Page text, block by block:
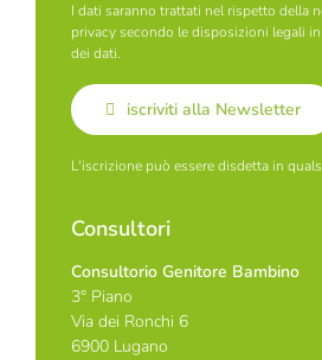
I dati saranno trattati nel rispetto della
privacy secondo le disposizioni legali
dei dati.
iscriviti alla Newsletter
L'iscrizione può essere disdetta in
Consultori
Consultorio Genitore Bambino
3° Piano
Via dei Ronchi 6
6900 Lugano